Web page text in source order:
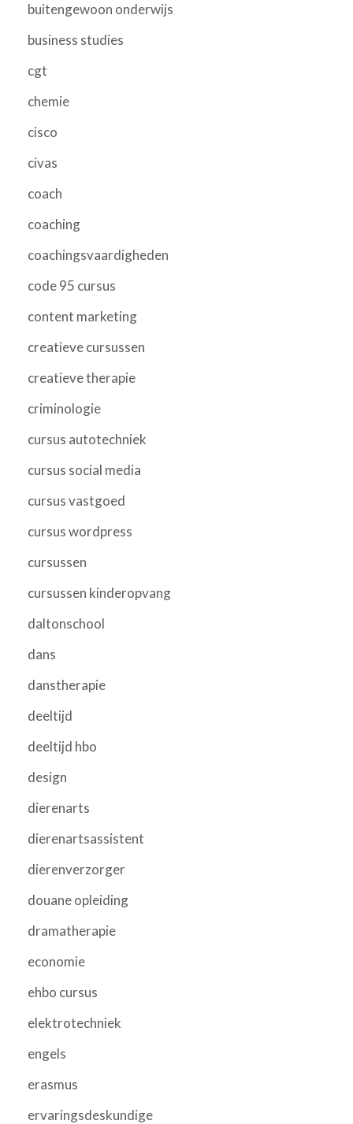
buitengewoon onderwijs
business studies
cgt
chemie
cisco
civas
coach
coaching
coachingsvaardigheden
code 95 cursus
content marketing
creatieve cursussen
creatieve therapie
criminologie
cursus autotechniek
cursus social media
cursus vastgoed
cursus wordpress
cursussen
cursussen kinderopvang
daltonschool
dans
danstherapie
deeltijd
deeltijd hbo
design
dierenarts
dierenartsassistent
dierenverzorger
douane opleiding
dramatherapie
economie
ehbo cursus
elektrotechniek
engels
erasmus
ervaringsdeskundige